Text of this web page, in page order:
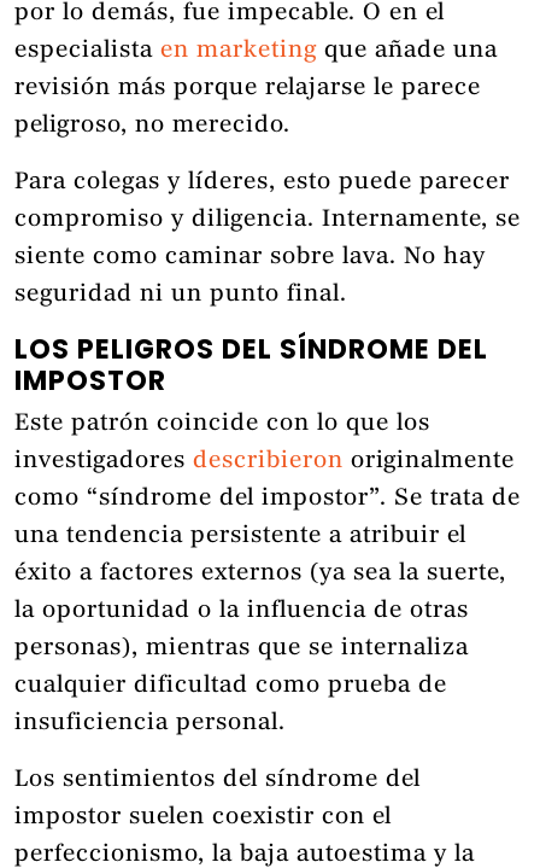
por lo demás, fue impecable. O en el
especialista en marketing que añade una
revisión más porque relajarse le parece
peligroso, no merecido.
Para colegas y líderes, esto puede parecer
compromiso y diligencia. Internamente, se
siente como caminar sobre lava. No hay
seguridad ni un punto final.
LOS PELIGROS DEL SÍNDROME DEL
IMPOSTOR
Este patrón coincide con lo que los
investigadores describieron originalmente
como “síndrome del impostor”. Se trata de
una tendencia persistente a atribuir el
éxito a factores externos (ya sea la suerte,
la oportunidad o la influencia de otras
personas), mientras que se internaliza
cualquier dificultad como prueba de
insuficiencia personal.
Los sentimientos del síndrome del
impostor suelen coexistir con el
perfeccionismo, la baja autoestima y la